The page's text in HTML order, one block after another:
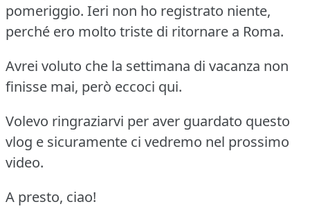
pomeriggio. Ieri non ho registrato niente,
perché ero molto triste di ritornare a Roma.
Avrei voluto che la settimana di vacanza non
finisse mai, però eccoci qui.
Volevo ringraziarvi per aver guardato questo
vlog e sicuramente ci vedremo nel prossimo
video.
A presto, ciao!